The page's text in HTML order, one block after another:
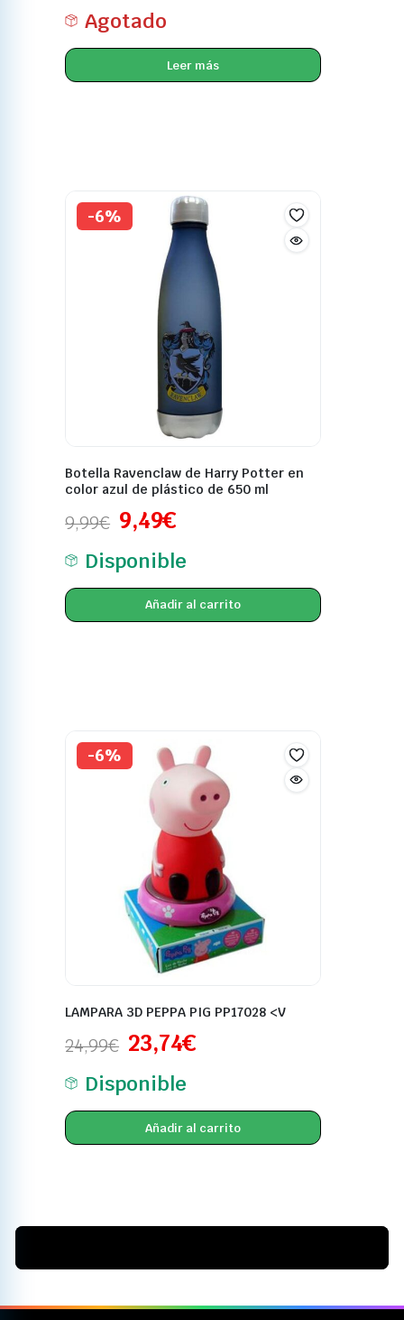
Agotado
Leer más
-6%
Botella Ravenclaw de Harry Potter en
color azul de plástico de 650 ml
9,99€ 9,49€
Disponible
Añadir al carrito
-6%
LAMPARA 3D PEPPA PIG PP17028 <V
24,99€ 23,74€
Disponible
Añadir al carrito